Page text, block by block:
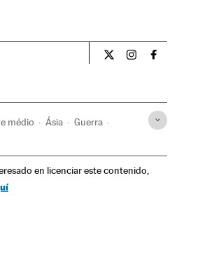
Internacional El País
Internacional El
médio Ásia Guerra
en licenciar este contenido,